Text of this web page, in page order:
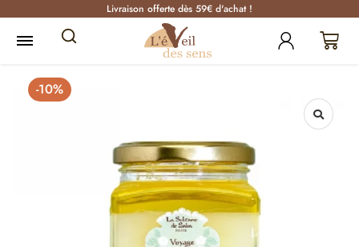
Livraison offerte dès 59€ d'achat !
-10%